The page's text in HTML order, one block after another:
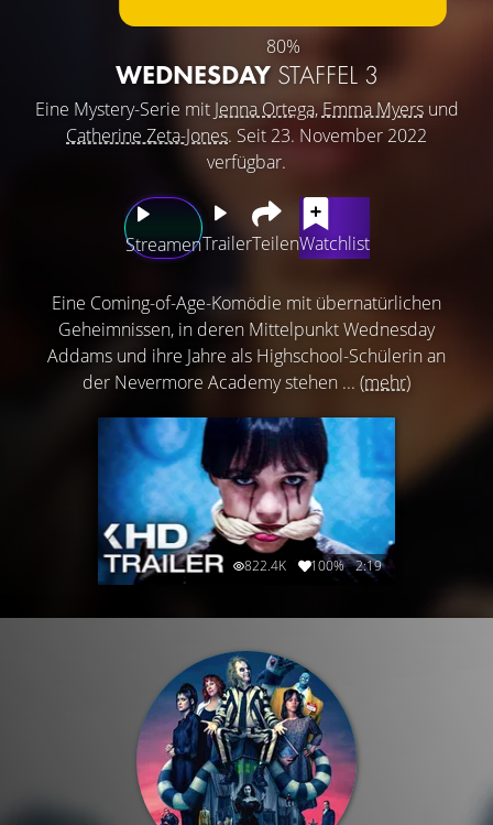
80%
WEDNESDAY STAFFEL 3
Eine Mystery-Serie mit Jenna Ortega, Emma Myersund
Catherine Zeta-Jones. Seit 23. November 2022
verfügbar.
StreamenTrailerTeilenWatchlist
Eine Coming-of-Age-Komödie mit übernatürlichen
Geheimnissen, in deren Mittelpunkt Wednesday
Addams und ihre Jahre als Highschool-Schülerin an
der Nevermore Academy stehen ... (mehr)
822.4K 100% 2:19